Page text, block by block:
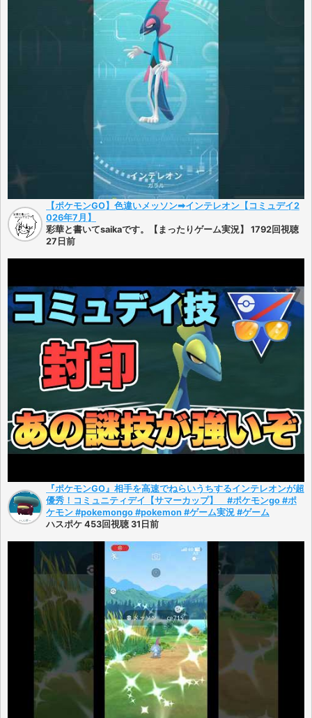
【ポケモンGO】色違いメッソン➡︎インテレオン【コミュデイ2
026年7月】
彩華と書いてsaikaです。【まったりゲーム実況】 1792回視聴
27日前
『ポケモンGO』相手を高速でねらいうちするインテレオンが超
優秀！コミュニティデイ【サマーカップ】 #ポケモンgo #ポ
ケモン #pokemongo #pokemon #ゲーム実況 #ゲーム
ハスポケ 453回視聴 31日前